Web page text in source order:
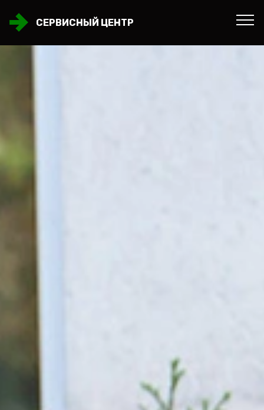
СЕРВИСНЫЙ ЦЕНТР